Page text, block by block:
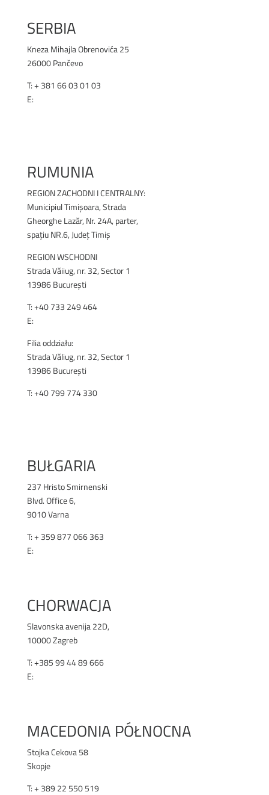
SERBIA
Kneza Mihajla Obrenovića 25
26000 Pančevo
T: + 381 66 03 01 03
E:
RUMUNIA
REGION ZACHODNI I CENTRALNY:
Municipiul Timișoara, Strada
Gheorghe Lazăr, Nr. 24A, parter,
spațiu NR.6, Județ Timiș
REGION WSCHODNI
Strada Văiiug, nr. 32, Sector 1
13986 București
T: +40 733 249 464
E:
Filia oddziału:
Strada Văliug, nr. 32, Sector 1
13986 București
T: +40 799 774 330
BUŁGARIA
237 Hristo Smirnenski
Blvd. Office 6,
9010 Varna
T: + 359 877 066 363
E:
CHORWACJA
Slavonska avenija 22D,
10000 Zagreb
T: +385 99 44 89 666
E:
MACEDONIA PÓŁNOCNA
Stojka Cekova 58
Skopje
T:+ 389 22 550 519